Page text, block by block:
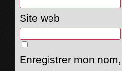
Site web
Enregistrer mon